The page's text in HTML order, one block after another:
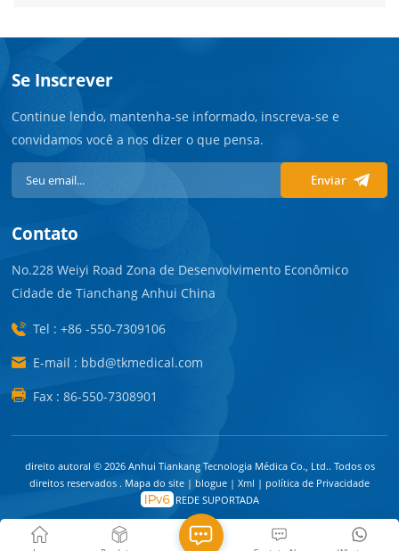
Se Inscrever
Continue lendo, mantenha-se informado, inscreva-se e
convidamos você a nos dizer o que pensa.
Enviar
Contato
No.228 Weiyi Road Zona de Desenvolvimento Econômico
Cidade de Tianchang Anhui China
Tel : +86 -550-7309106
E-mail : bbd@tkmedical.com
Fax : 86-550-7308901
direito autoral © 2026 Anhui Tiankang Tecnologia Médica Co., Ltd.. Todos os
direitos reservados . Mapa do site | blogue | Xml | política de Privacidade
REDE SUPORTADA